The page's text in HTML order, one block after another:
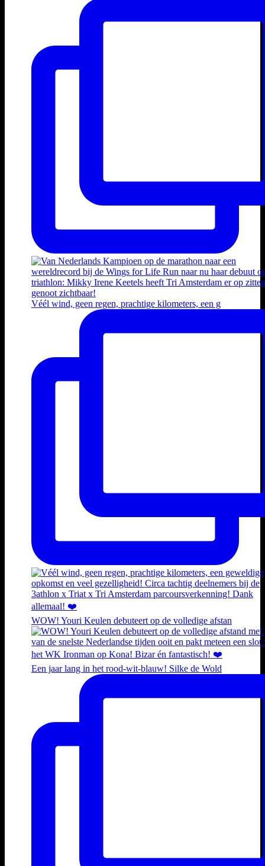
Véél wind, geen regen, prachtige kilometers, een g
WOW! Youri Keulen debuteert op de volledige afstan
Een jaar lang in het rood-wit-blauw! Silke de Wold